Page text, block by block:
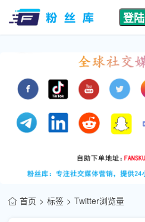
登陆
首页 标签 Twitter浏览量